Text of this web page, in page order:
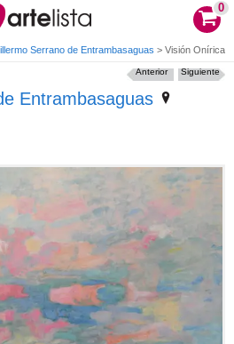
0
Serrano de Entrambasaguas > Visión Onírica
Entrambasaguas
Siguiente
Anterior